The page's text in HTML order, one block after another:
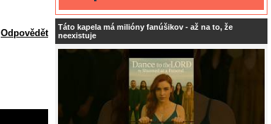
Odpovědět
Táto kapela má milióny fanúšikov - až na to, že
neexistuje